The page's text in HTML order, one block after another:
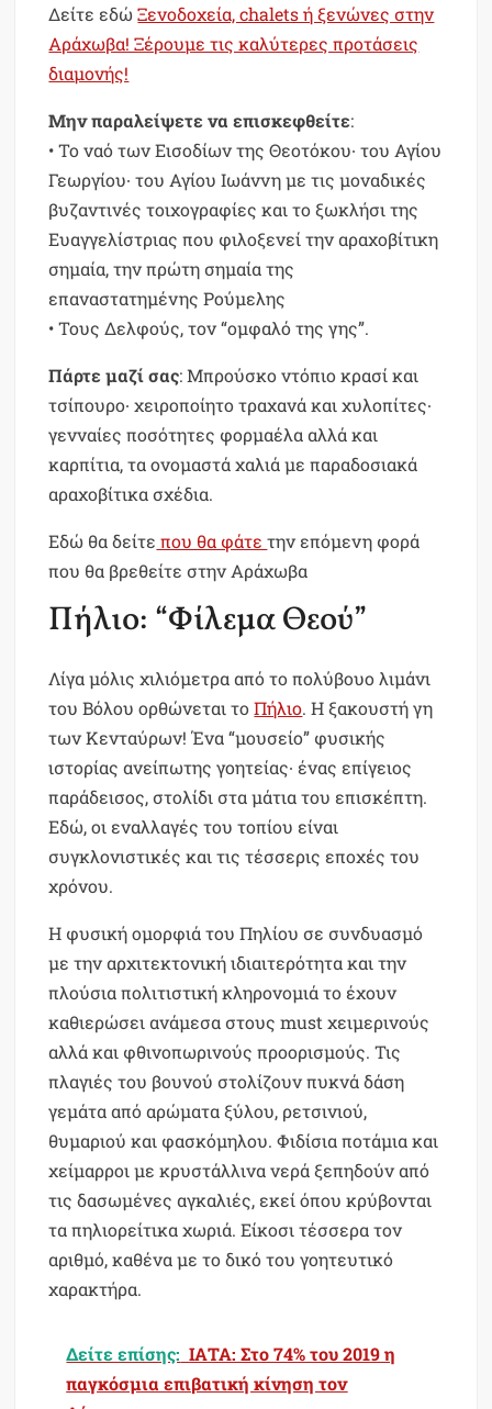
Δείτε εδώΞενοδοχεία, chalets ή ξενώνες στην
Αράχωβα! Ξέρουμε τις καλύτερες προτάσεις
διαμονής!
Μην παραλείψετε να επισκεφθείτε:
• Το ναό των Εισοδίων της Θεοτόκου∙ του Αγίου
Γεωργίου∙ του Αγίου Ιωάννη με τις μοναδικές
βυζαντινές τοιχογραφίες και το ξωκλήσι της
Ευαγγελίστριας που φιλοξενεί την αραχοβίτικη
σημαία, την πρώτη σημαία της
επαναστατημένης Ρούμελης
• Τους Δελφούς, τον “ομφαλό της γης”.
Πάρτε μαζί σας: Μπρούσκο ντόπιο κρασί και
τσίπουρο∙ χειροποίητο τραχανά και χυλοπίτες∙
γενναίες ποσότητες φορμαέλα αλλά και
καρπίτια, τα ονομαστά χαλιά με παραδοσιακά
αραχοβίτικα σχέδια.
Εδώ θα δείτε που θα φάτετην επόμενη φορά
που θα βρεθείτε στην Αράχωβα
Πήλιο: “Φίλεμα Θεού”
Λίγα μόλις χιλιόμετρα από το πολύβουο λιμάνι
του Βόλου ορθώνεται τοΠήλιο. Η ξακουστή γη
των Κενταύρων! Ένα “μουσείο” φυσικής
ιστορίας ανείπωτης γοητείας∙ ένας επίγειος
παράδεισος, στολίδι στα μάτια του επισκέπτη.
Εδώ, οι εναλλαγές του τοπίου είναι
συγκλονιστικές και τις τέσσερις εποχές του
χρόνου.
Η φυσική ομορφιά του Πηλίου σε συνδυασμό
με την αρχιτεκτονική ιδιαιτερότητα και την
πλούσια πολιτιστική κληρονομιά το έχουν
καθιερώσει ανάμεσα στους must χειμερινούς
αλλά και φθινοπωρινούς προορισμούς. Τις
πλαγιές του βουνού στολίζουν πυκνά δάση
γεμάτα από αρώματα ξύλου, ρετσινιού,
θυμαριού και φασκόμηλου. Φιδίσια ποτάμια και
χείμαρροι με κρυστάλλινα νερά ξεπηδούν από
τις δασωμένες αγκαλιές, εκεί όπου κρύβονται
τα πηλιορείτικα χωριά. Είκοσι τέσσερα τον
αριθμό, καθένα με το δικό του γοητευτικό
χαρακτήρα.
Δείτε επίσης: ΙΑΤΑ: Στο 74% του 2019 η
παγκόσμια επιβατική κίνηση τον